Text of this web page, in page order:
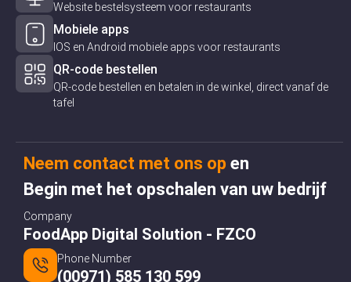
Website bestelsysteem voor restaurants
Mobiele apps
IOS en Android mobiele apps voor restaurants
QR-code bestellen
QR-code bestellen en betalen in de winkel, direct vanaf de
tafel
Neem contact met ons op en
Begin met het opschalen van uw bedrijf
Company
FoodApp Digital Solution - FZCO
Phone Number
(00971) 585 130 599